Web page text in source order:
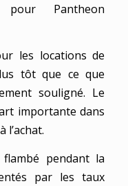
pour Pantheon
les locations de
tôt que ce que
souligné. Le
importante dans
l’achat.
pendant la
par les taux